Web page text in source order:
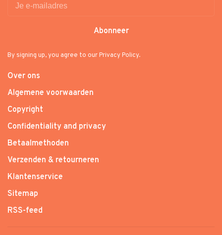
Abonneer
By signing up, you agree to our Privacy Policy.
Over ons
Algemene voorwaarden
Copyright
Confidentiality and privacy
Betaalmethoden
Verzenden & retourneren
Klantenservice
Sitemap
RSS-feed